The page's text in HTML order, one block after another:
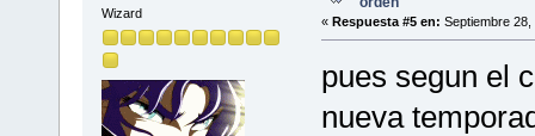
Wizard
« Respuesta #5 en: Septiembre 28,
pues segun el
nueva